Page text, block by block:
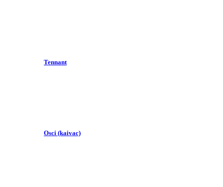
Tennant
Osci (kaivac)